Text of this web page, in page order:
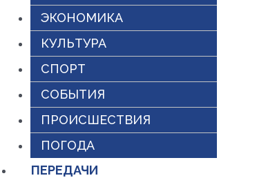
ЭКОНОМИКА
КУЛЬТУРА
СПОРТ
СОБЫТИЯ
ПРОИСШЕСТВИЯ
ПОГОДА
ПЕРЕДАЧИ